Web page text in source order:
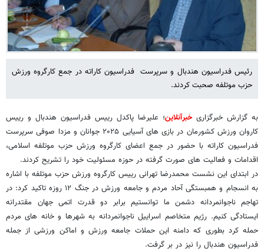
رئیس فدراسیون هندبال و سرپرست فدراسیون کاراته در جمع کارگروه ورزش
حزب موتلفه صحبت کردند.
به گزارش خبرگزاریخبرآنلاین؛ علیرضا پاکدل رییس فدراسیون هندبال و رییس
کاروان ورزش کشورمان در بازی های آسیایی ۲۰۲۵ جوانان و مزدا صوفی سرپرست
فدراسیون کاراته با حضور در جمع اعضای کارگروه ورزش حزب موتلفه اسلامی،
اقدامات و فعالیت های صورت گرفته در حوزه مسئولیت خود را تشریح کردند.
در ابتدای این نشست محمدرضا تهرانی رییس کارگروه ورزش حزب موتلفه با اشاره
به انسجام و همبستگی آحاد مردم و جامعه ورزش در جنگ ۱۲ روزه تاکید کرد: در
تهاجم ناجوانمردانه دشمن ما توانستیم برابر دو قدرت اتمی جهان مقتدرانه
ایستادگی کنیم. رژیم متخاصم اسراییل ناجوانمردانه به شهرها و خانه های مردم
حمله کرد بطوری که دامنه این حملات جامعه ورزش و اماکن ورزشی از جمله
فدراسیون هندبال را نیز در بر گرفت.